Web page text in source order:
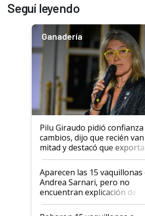
Seguí leyendo
Ganadería
Pilu Giraudo pidió
cambios, dijo que recién
mitad y destacó que
ser "para unos pocos":
mandato muy claro del
nacional"
Aparecen las 15 vaquillonas
Andrea Sarnari, pero no
encuentran explicación de
cómo llegaron allí